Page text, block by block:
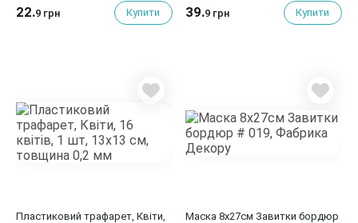
22.9 грн Купити 39.9 грн Купити
Пластиковий трафарет, Квіти,
Маска 8x27см Завитки бордюр